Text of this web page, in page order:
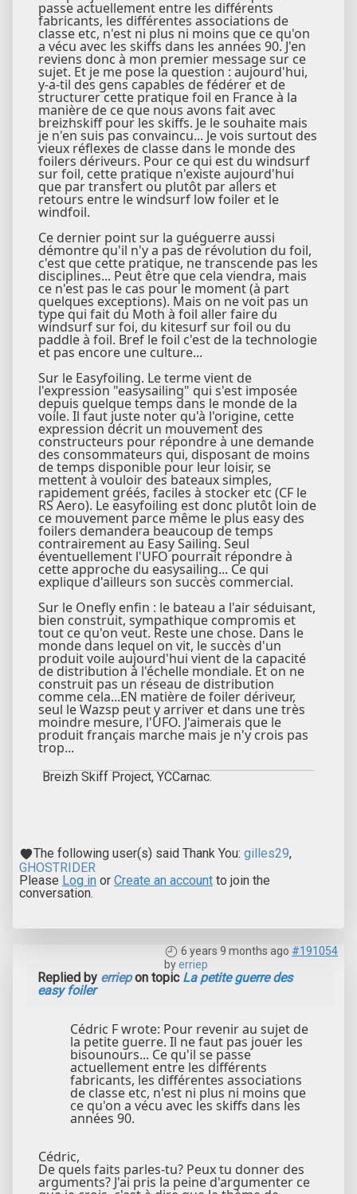
passe actuellement entre les différents
fabricants, les différentes associations de
classe etc, n'est ni plus ni moins que ce qu'on
a vécu avec les skiffs dans les années 90. J'en
reviens donc à mon premier message sur ce
sujet. Et je me pose la question : aujourd'hui,
y-a-til des gens capables de fédérer et de
structurer cette pratique foil en France à la
manière de ce que nous avons fait avec
breizhskiff pour les skiffs. Je le souhaite mais
je n'en suis pas convaincu... Je vois surtout des
vieux réflexes de classe dans le monde des
foilers dériveurs. Pour ce qui est du windsurf
sur foil, cette pratique n'existe aujourd'hui
que par transfert ou plutôt par allers et
retours entre le windsurf low foiler et le
windfoil.
Ce dernier point sur la guéguerre aussi
démontre qu'il n'y a pas de révolution du foil,
c'est que cette pratique, ne transcende pas les
disciplines... Peut être que cela viendra, mais
ce n'est pas le cas pour le moment (à part
quelques exceptions). Mais on ne voit pas un
type qui fait du Moth à foil aller faire du
windsurf sur foi, du kitesurf sur foil ou du
paddle à foil. Bref le foil c'est de la technologie
et pas encore une culture...
Sur le Easyfoiling. Le terme vient de
l'expression "easysailing" qui s'est imposée
depuis quelque temps dans le monde de la
voile. Il faut juste noter qu'à l'origine, cette
expression décrit un mouvement des
constructeurs pour répondre à une demande
des consommateurs qui, disposant de moins
de temps disponible pour leur loisir, se
mettent à vouloir des bateaux simples,
rapidement gréés, faciles à stocker etc (CF le
RS Aero). Le easyfoiling est donc plutôt loin de
ce mouvement parce même le plus easy des
foilers demandera beaucoup de temps
contrairement au Easy Sailing. Seul
éventuellement l'UFO pourrait répondre à
cette approche du easysailing... Ce qui
explique d'ailleurs son succès commercial.
Sur le Onefly enfin : le bateau a l'air séduisant,
bien construit, sympathique compromis et
tout ce qu'on veut. Reste une chose. Dans le
monde dans lequel on vit, le succès d'un
produit voile aujourd'hui vient de la capacité
de distribution à l'échelle mondiale. Et on ne
construit pas un réseau de distribution
comme cela...EN matière de foiler dériveur,
seul le Wazsp peut y arriver et dans une très
moindre mesure, l'UFO. J'aimerais que le
produit français marche mais je n'y crois pas
trop...
Breizh Skiff Project, YCCarnac.
The following user(s) said Thank You: gilles29,
GHOSTRIDER
Please Log in or Create an account to join the
conversation.
6 years 9 months ago #191054
byerriep
Replied by erriepon topic La petite guerre des
easy foiler
Cédric F wrote: Pour revenir au sujet de
la petite guerre. Il ne faut pas jouer les
bisounours... Ce qu'il se passe
actuellement entre les différents
fabricants, les différentes associations
de classe etc, n'est ni plus ni moins que
ce qu'on a vécu avec les skiffs dans les
années 90.
Cédric,
De quels faits parles-tu? Peux tu donner des
arguments? J'ai pris la peine d'argumenter ce